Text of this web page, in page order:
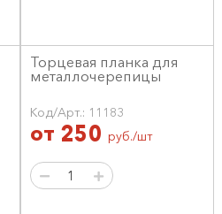
Торцевая планка для
металлочерепицы
Код/Арт.: 11183
от 250 руб./шт